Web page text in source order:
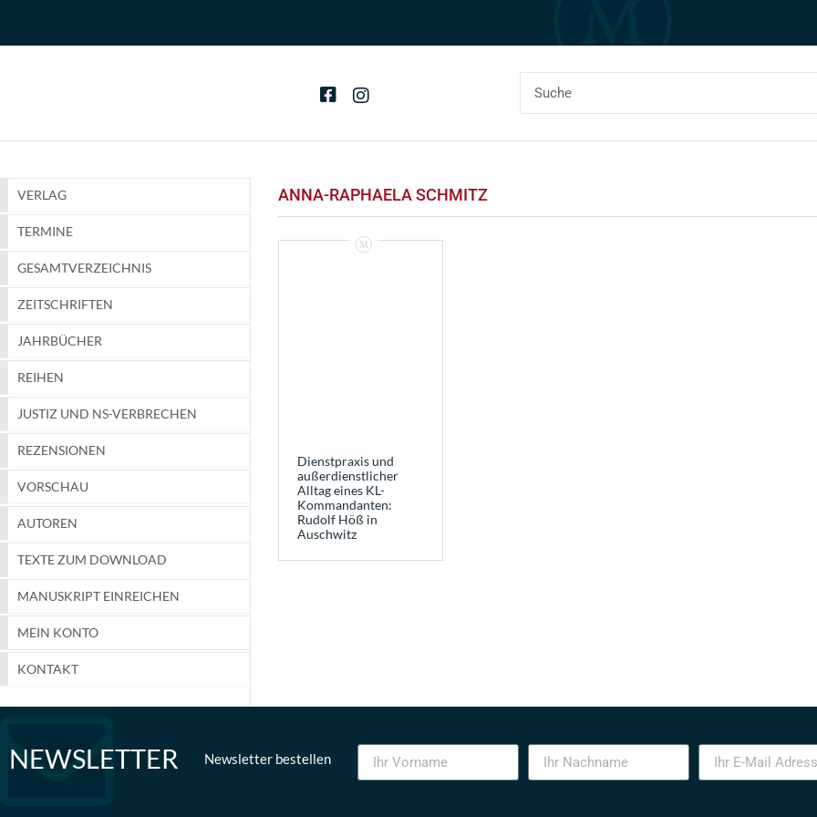
VERLAG
TERMINE
GESAMTVERZEICHNIS
ZEITSCHRIFTEN
JAHRBÜCHER
REIHEN
JUSTIZ UND NS-VERBRECHEN
REZENSIONEN
VORSCHAU
AUTOREN
TEXTE ZUM DOWNLOAD
MANUSKRIPT EINREICHEN
MEIN KONTO
KONTAKT
ANNA-RAPHAELA SCHMITZ
Dienstpraxis und
außerdienstlicher
Alltag eines KL-
Kommandanten:
Rudolf Höß in
Auschwitz
NEWSLETTER Newsletter bestellen